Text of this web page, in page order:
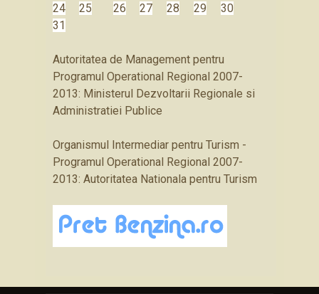
24
25 26 27 28 29
30
31
Autoritatea de Management pentru
Programul Operational Regional 2007-
2013: Ministerul Dezvoltarii Regionale si
Administratiei Publice
Organismul Intermediar pentru Turism -
Programul Operational Regional 2007-
2013: Autoritatea Nationala pentru Turism